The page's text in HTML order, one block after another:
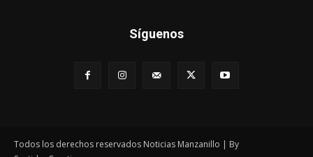
Síguenos
Todos los derechos reservados Noticias Manzanillo | By